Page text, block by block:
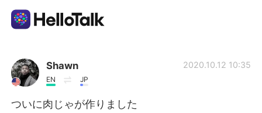
Aplikasi Pertukaran Bahasa
AI Grammar Checker
Shawn
EN JP
2020.10.12 10:35
ついに肉じゃが作りました